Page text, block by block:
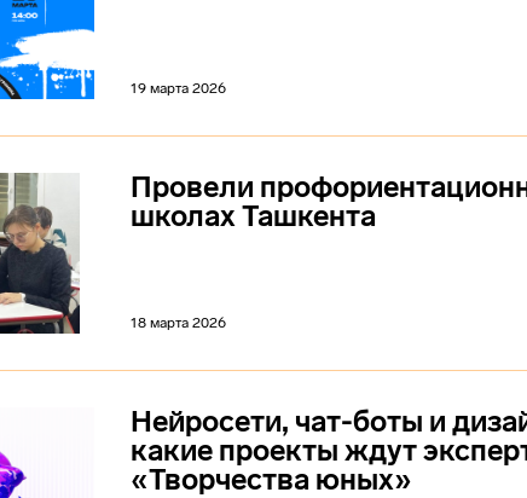
19 марта 2026
Провели
школах Ташкента
18 марта 2026
Нейросети, чат-боты и
какие проекты ждут
«Творчества юных»